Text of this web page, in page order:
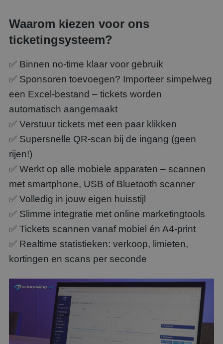
Waarom kiezen voor ons
ticketingsysteem?
✅ Binnen no-time klaar voor gebruik
✅ Sponsoren toevoegen? Importeer simpelweg
een Excel-bestand – tickets worden
automatisch aangemaakt
✅ Verstuur tickets met een paar klikken
✅ Supersnelle QR-scan bij de ingang (geen
rijen!)
✅ Werkt op alle mobiele apparaten – scannen
met smartphone, USB of Bluetooth scanner
✅ Volledig in jouw eigen huisstijl
✅ Slimme integratie met online marketingtools
✅ Tickets scannen vanaf mobiel én A4-print
✅ Realtime statistieken: verkoop, limieten,
kortingen en scans per seconde